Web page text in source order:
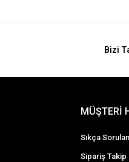
Bizi
MÜŞTERİ
Sıkça
Sipariş Takip